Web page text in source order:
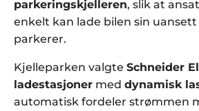
parkeringskjelleren, slik at
enkelt kan lade bilen sin uansett
parkerer.
Kjelleparken valgte Schneider
ladestasjoner med dynamisk
automatisk fordeler strømmen